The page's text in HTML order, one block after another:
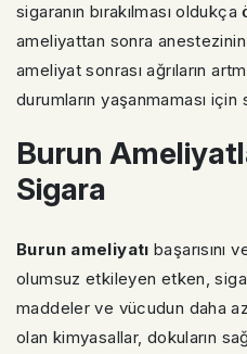
sigaranın bırakılması
ameliyattan sonra
ameliyat sonrası ağrıların
durumların yaşanmaması için
Burun
Sigara
Burun ameliyatı başarısını
olumsuz etkileyen etken,
maddeler ve vücudun daha
olan kimyasallar, dokuların